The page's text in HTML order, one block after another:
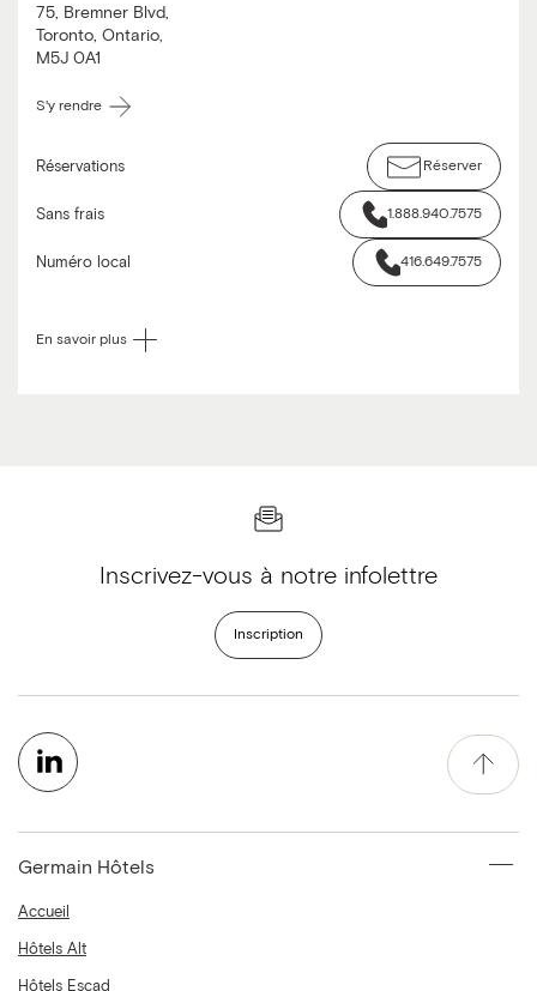
75, Bremner Blvd,
Toronto, Ontario,
M5J 0A1
S'y rendre
Réservations Réserver
Sans frais 1.888.940.7575
Numéro local 416.649.7575
En savoir plus
Inscrivez-vous à notre infolettre
Inscription
Germain Hôtels
Accueil
Hôtels Alt
Hôtels Escad